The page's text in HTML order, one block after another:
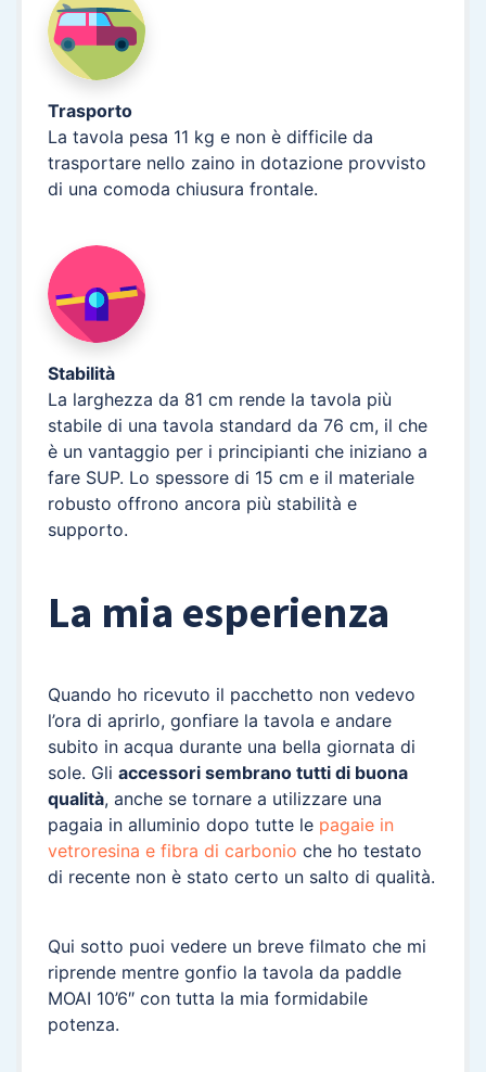
Trasporto
La tavola pesa 11 kg e non è difficile da
trasportare nello zaino in dotazione provvisto
di una comoda chiusura frontale.
Stabilità
La larghezza da 81 cm rende la tavola più
stabile di una tavola standard da 76 cm, il che
è un vantaggio per i principianti che iniziano a
fare SUP. Lo spessore di 15 cm e il materiale
robusto offrono ancora più stabilità e
supporto.
La mia esperienza
Quando ho ricevuto il pacchetto non vedevo
l’ora di aprirlo, gonfiare la tavola e andare
subito in acqua durante una bella giornata di
sole. Gli accessori sembrano tutti di buona
qualità, anche se tornare a utilizzare una
pagaia in alluminio dopo tutte le pagaie in
vetroresina e fibra di carbonio che ho testato
di recente non è stato certo un salto di qualità.
Qui sotto puoi vedere un breve filmato che mi
riprende mentre gonfio la tavola da paddle
MOAI 10’6″ con tutta la mia formidabile
potenza.